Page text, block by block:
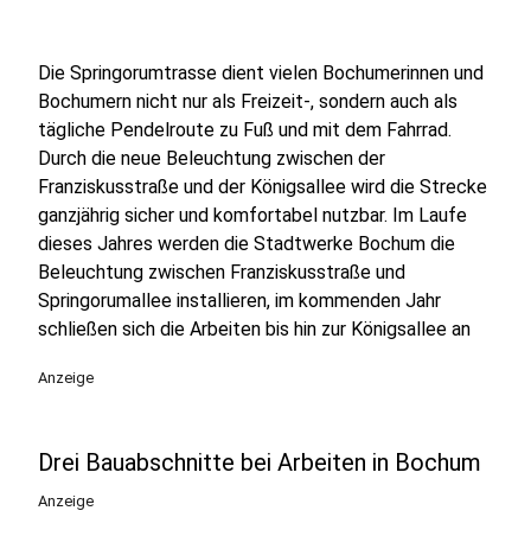
Die Springorumtrasse dient vielen Bochumerinnen und
Bochumern nicht nur als Freizeit-, sondern auch als
tägliche Pendelroute zu Fuß und mit dem Fahrrad.
Durch die neue Beleuchtung zwischen der
Franziskusstraße und der Königsallee wird die Strecke
ganzjährig sicher und komfortabel nutzbar. Im Laufe
dieses Jahres werden die Stadtwerke Bochum die
Beleuchtung zwischen Franziskusstraße und
Springorumallee installieren, im kommenden Jahr
schließen sich die Arbeiten bis hin zur Königsallee an
Anzeige
Drei Bauabschnitte bei Arbeiten in Bochum
Anzeige